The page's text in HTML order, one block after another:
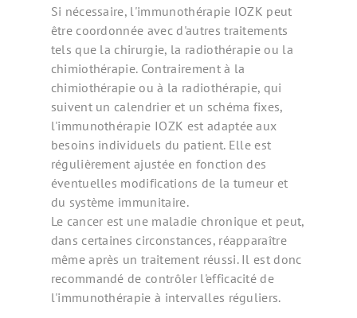
Si nécessaire, l'immunothérapie IOZK peut
être coordonnée avec d'autres traitements
tels que la chirurgie, la radiothérapie ou la
chimiothérapie. Contrairement à la
chimiothérapie ou à la radiothérapie, qui
suivent un calendrier et un schéma fixes,
l'immunothérapie IOZK est adaptée aux
besoins individuels du patient. Elle est
régulièrement ajustée en fonction des
éventuelles modifications de la tumeur et
du système immunitaire.
Le cancer est une maladie chronique et peut,
dans certaines circonstances, réapparaître
même après un traitement réussi. Il est donc
recommandé de contrôler l'efficacité de
l'immunothérapie à intervalles réguliers.